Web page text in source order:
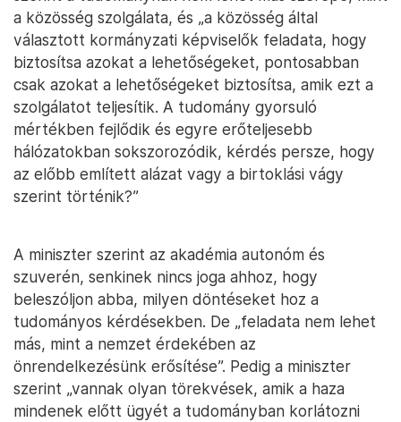
a közösség szolgálata, és „a közösség által
választott kormányzati képviselők feladata, hogy
biztosítsa azokat a lehetőségeket, pontosabban
csak azokat a lehetőségeket biztosítsa, amik ezt a
szolgálatot teljesítik. A tudomány gyorsuló
mértékben fejlődik és egyre erőteljesebb
hálózatokban sokszorozódik, kérdés persze, hogy
az előbb említett alázat vagy a birtoklási vágy
szerint történik?”
A miniszter szerint az akadémia autonóm és
szuverén, senkinek nincs joga ahhoz, hogy
beleszóljon abba, milyen döntéseket hoz a
tudományos kérdésekben. De „feladata nem lehet
más, mint a nemzet érdekében az
önrendelkezésünk erősítése”. Pedig a miniszter
szerint „vannak olyan törekvések, amik a haza
mindenek előtt ügyét a tudományban korlátozni